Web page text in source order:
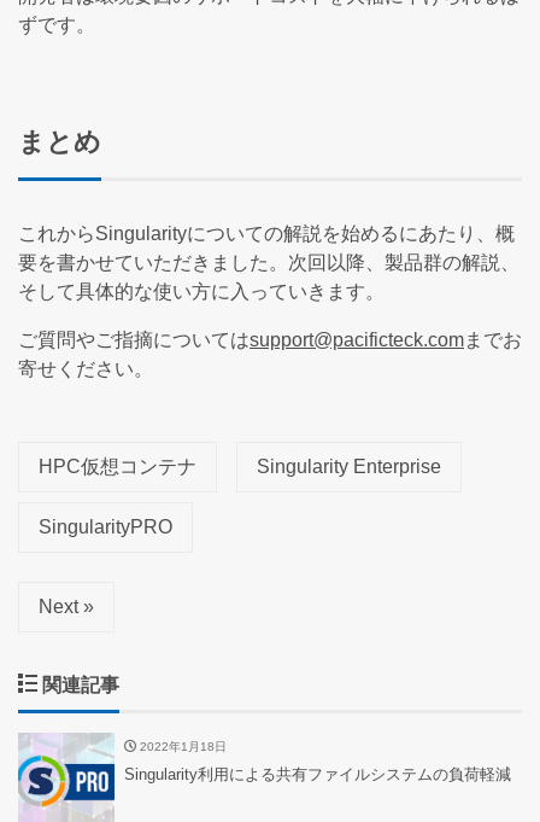
ずです。
まとめ
これからSingularityについての解説を始めるにあたり、概
要を書かせていただきました。次回以降、製品群の解説、
そして具体的な使い方に入っていきます。
ご質問やご指摘についてはsupport@pacificteck.comまでお
寄せください。
HPC仮想コンテナ Singularity Enterprise
SingularityPRO
Next »
関連記事
2022年1月18日
Singularity利用による共有ファイルシステムの負荷軽減